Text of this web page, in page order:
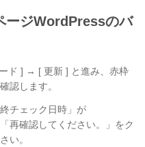
ージWordPressのバ
ド ] → [ 更新 ] と進み、赤枠
認します。
チェック日時」が
再確認してください。」をク
い。